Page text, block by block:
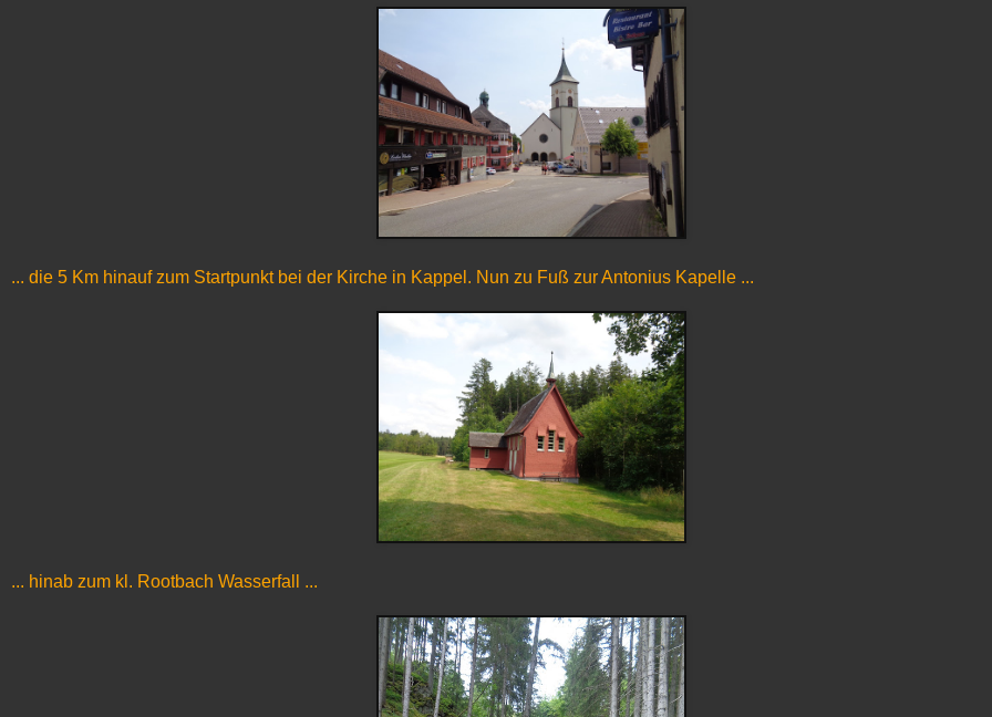
... die 5 Km hinauf zum Startpunkt bei der Kirche in Kappel. Nun zu Fuß zur Antonius Kapelle ...
... hinab zum kl. Rootbach Wasserfall ...